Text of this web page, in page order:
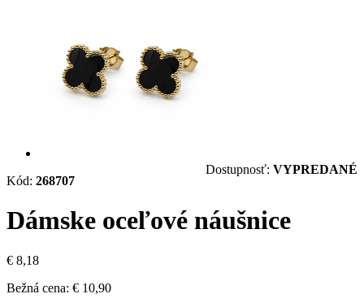
Kód: 268707
Dostupnosť: VYPREDANÉ
Dámske oceľové náušnice
€ 8,18
Bežná cena: € 10,90